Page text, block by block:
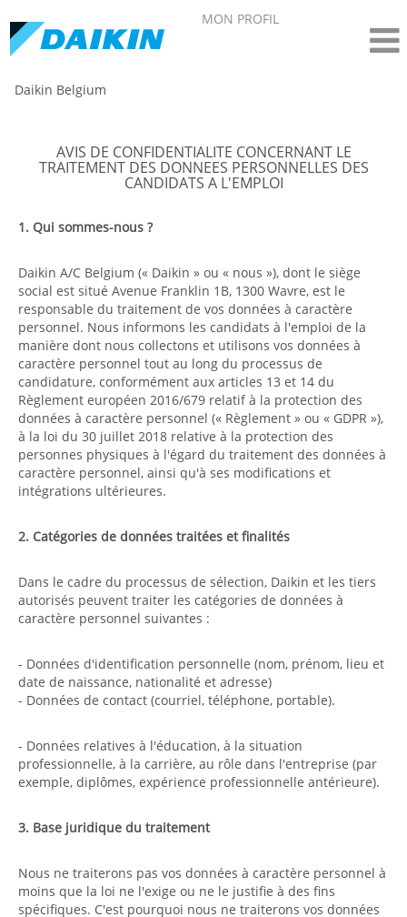
MON PROFIL
Daikin Belgium
AVIS DE CONFIDENTIALITE CONCERNANT LE
TRAITEMENT DES DONNEES PERSONNELLES DES
CANDIDATS A L'EMPLOI
1. Qui sommes-nous ?
Daikin A/C Belgium (« Daikin » ou « nous »), dont le siège
social est situé Avenue Franklin 1B, 1300 Wavre, est le
responsable du traitement de vos données à caractère
personnel. Nous informons les candidats à l'emploi de la
manière dont nous collectons et utilisons vos données à
caractère personnel tout au long du processus de
candidature, conformément aux articles 13 et 14 du
Règlement européen 2016/679 relatif à la protection des
données à caractère personnel (« Règlement » ou « GDPR »),
à la loi du 30 juillet 2018 relative à la protection des
personnes physiques à l'égard du traitement des données à
caractère personnel, ainsi qu'à ses modifications et
intégrations ultérieures.
2. Catégories de données traitées et finalités
Dans le cadre du processus de sélection, Daikin et les tiers
autorisés peuvent traiter les catégories de données à
caractère personnel suivantes :
- Données d'identification personnelle (nom, prénom, lieu et
date de naissance, nationalité et adresse)
- Données de contact (courriel, téléphone, portable).
- Données relatives à l'éducation, à la situation
professionnelle, à la carrière, au rôle dans l'entreprise (par
exemple, diplômes, expérience professionnelle antérieure).
3. Base juridique du traitement
Nous ne traiterons pas vos données à caractère personnel à
moins que la loi ne l'exige ou ne le justifie à des fins
spécifiques. C'est pourquoi nous ne traiterons vos données